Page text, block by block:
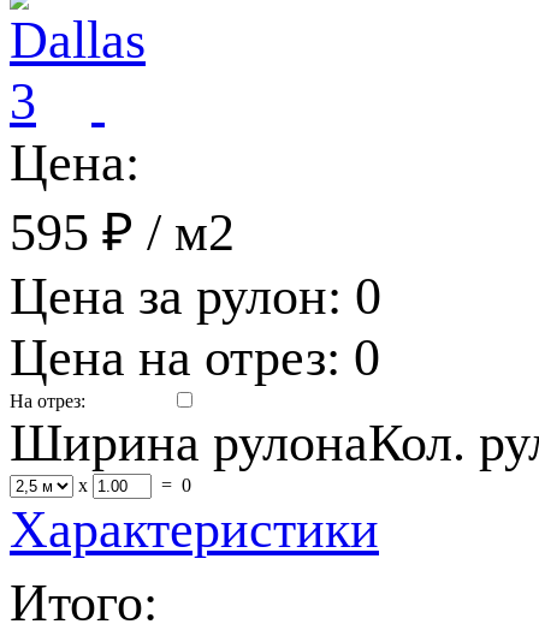
Цена:
595 ₽ / м2
Цена за рулон: 0
Цена на отрез: 0
На отрез:
Ширина рулонаКол.
x = 0
Характеристики
Итого: